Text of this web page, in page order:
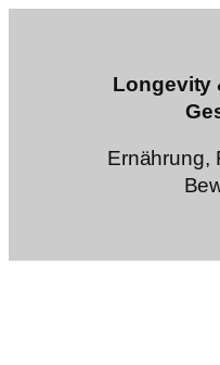
Longevity
Ernährung,